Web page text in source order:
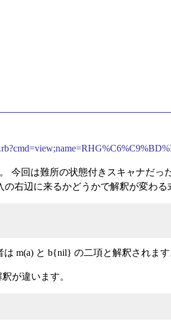
今回は難所の状態付きスキャナだ
右辺に来るかどうかで解釈が変わる
m(a) と b{nil} の二項と解釈されます
が違います。